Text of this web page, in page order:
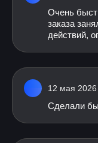
Очень
заказа
действий,
12 мая
Сделали